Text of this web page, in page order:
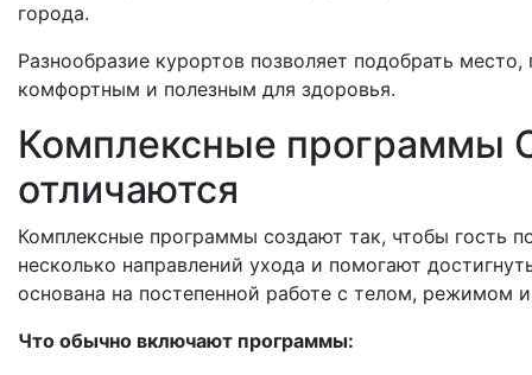
города.
Разнообразие курортов позволяет подобрать
комфортным и полезным для здоровья.
Комплексные программы
отличаются
Комплексные программы создают так, чтобы гость
несколько направлений ухода и помогают
основана на постепенной работе с телом, режимом
Что обычно включают программы: